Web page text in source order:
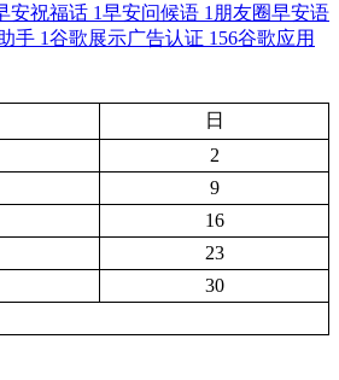
安祝福话 1早安问候语 1 朋友圈早安语
手 1谷歌展示广告认证 156谷歌应用
日
2
9
16
23
30